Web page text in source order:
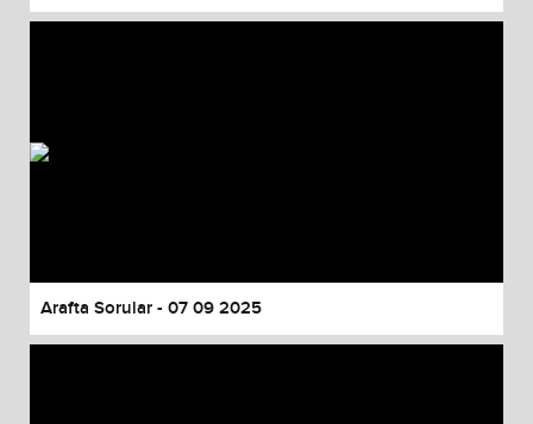
Arafta Sorular - 07 09 2025